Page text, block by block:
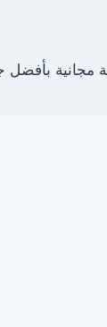
مجانية